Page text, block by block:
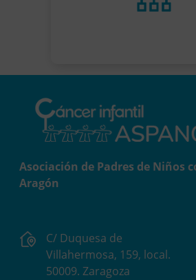
Asociación de Padres de Niños
Aragón
C/ Duquesa de
Villahermosa, 159, local.
50009. Zaragoza